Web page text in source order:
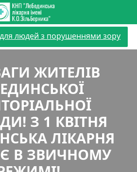
для людей з порушеннями зору
ЖИТЕЛІВ
З 1 КВІТНЯ
ЛІКАРНЯ
В ЗВИЧНОМУ